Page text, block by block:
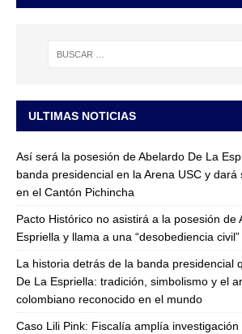
ULTIMAS NOTICIAS
Así será la posesión de Abelardo De La
banda presidencial en la Arena USC y
en el Cantón Pichincha
Pacto Histórico no asistirá a la posesión de
Espriella y llama a una “desobediencia
La historia detrás de la banda presidencial
De La Espriella: tradición, simbolismo y el
colombiano reconocido en el mundo
Caso Lili Pink: Fiscalía amplía